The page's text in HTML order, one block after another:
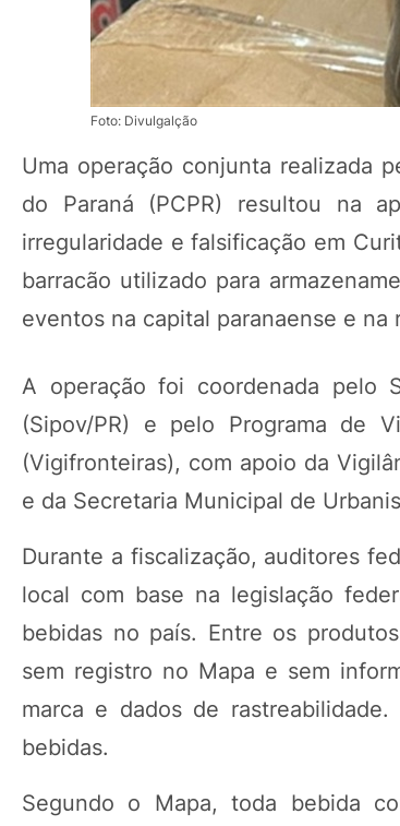
Foto: Divulgalção
Uma operação conjunta realizada
do Paraná (PCPR) resultou na
irregularidade e falsificação em
barracão utilizado para
eventos na capital paranaense e na
A operação foi coordenada pelo
(Sipov/PR) e pelo Programa de
(Vigifronteiras), com apoio da
e da Secretaria Municipal de
Durante a fiscalização, auditores
local com base na legislação
bebidas no país. Entre os
sem registro no Mapa e sem
marca e dados de
bebidas.
Segundo o Mapa, toda bebida